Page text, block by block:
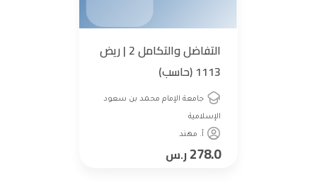
التفاضل والتكامل 2 | ريض
1113 (حاسب)
جامعة الإمام محمد بن سعود
الإسلامية
أ. مهند
278.0ر.س